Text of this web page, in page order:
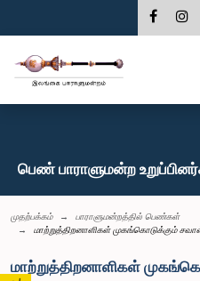
பெண் பாராளுமன்ற
முதற்பக்கம்
பாராளுமன்றத்தில் பெண்கள்
மாற்றுத்திறனாளிகள் முகங்கொடுக்கும்
மாற்றுத்திறனாளிகள்